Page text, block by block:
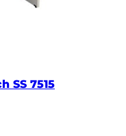
SS 7515